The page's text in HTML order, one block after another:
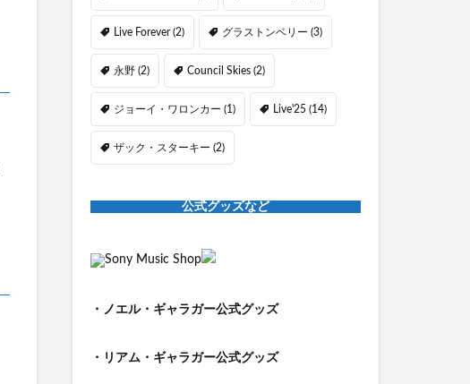
Live Forever(2) グラストンベリー (3)
永野 (2) Council Skies (2)
ジョーイ・ワロンカー (1) Live'25 (14)
ザック・スターキー (2)
公式グッズなど
・ノエル・ギャラガー公式グッズ
・リアム・ギャラガー公式グッズ